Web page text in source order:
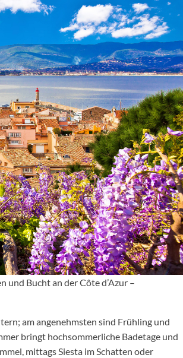
Bucht an der Côte d’Azur –
am angenehmsten sind Frühling und
bringt hochsommerliche Badetage und
mittags Siesta im Schatten oder